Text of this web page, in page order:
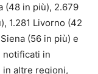
(48 in più), 2.679
1.281 Livorno (42
(56 in più) e
notificati in
in altre regioni,